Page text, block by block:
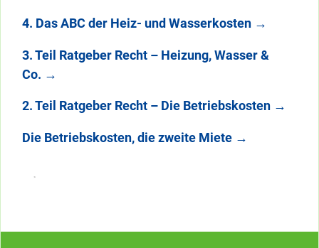
4. Das ABC der Heiz- und Wasserkosten →
3. Teil Ratgeber Recht – Heizung, Wasser &
Co. →
2. Teil Ratgeber Recht – Die Betriebskosten →
Die Betriebskosten, die zweite Miete →